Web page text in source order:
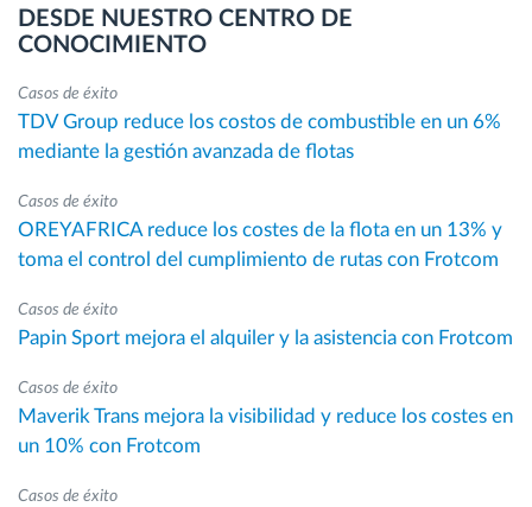
DESDE NUESTRO CENTRO DE
CONOCIMIENTO
Casos de éxito
TDV Group reduce los costos de combustible en un 6%
mediante la gestión avanzada de flotas
Casos de éxito
OREYAFRICA reduce los costes de la flota en un 13% y
toma el control del cumplimiento de rutas con Frotcom
Casos de éxito
Papin Sport mejora el alquiler y la asistencia con Frotcom
Casos de éxito
Maverik Trans mejora la visibilidad y reduce los costes en
un 10% con Frotcom
Casos de éxito